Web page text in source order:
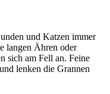
und Katzen immer
langen Ähren oder
sich am Fell an. Feine
lenken die Grannen